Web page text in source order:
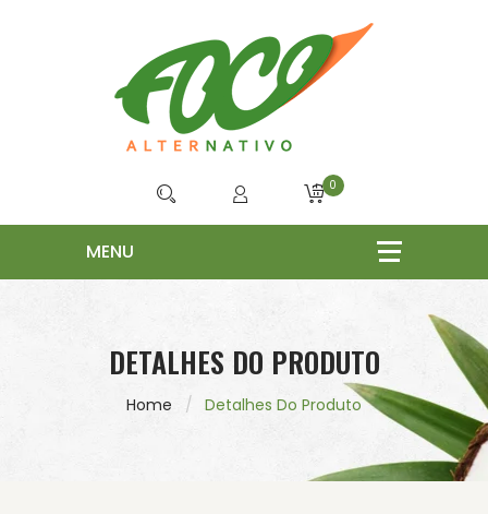
0
DETALHES DO PRODUTO
Home Detalhes Do Produto